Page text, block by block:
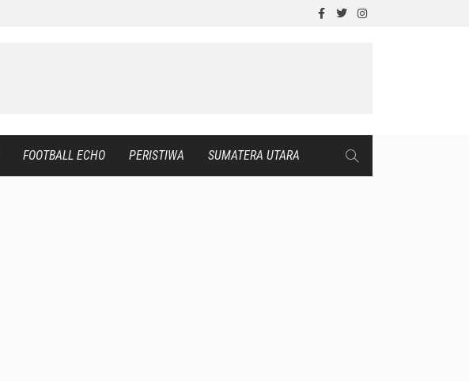
FOOTBALL ECHO PERISTIWA SUMATERA UTARA